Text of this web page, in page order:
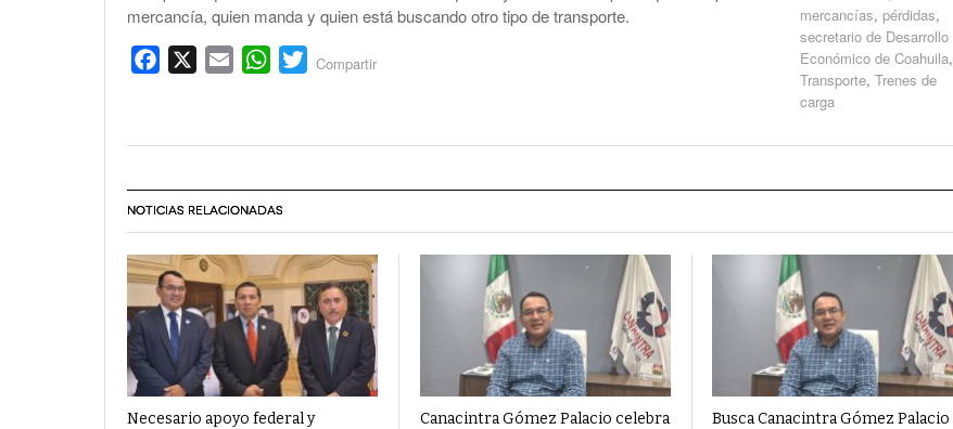
mercancía, quien manda y quien está buscando otro tipo de transporte.
Facebook Email WhatsApp
Twitter
Compartir
mercancías, pérdidas,
secretario de Desarrollo
Económico de Coahuila,
Transporte, Trenes de
carga
NOTICIAS RELACIONADAS
Necesario apoyo federal y
Canacintra Gómez Palacio celebra
Busca Canacintra Gómez Palacio